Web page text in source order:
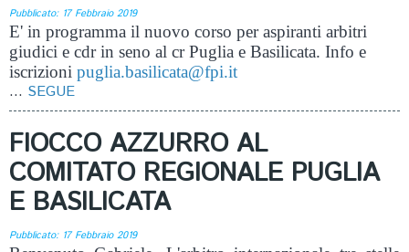
Pubblicato: 17 Febbraio 2019
E' in programma il nuovo corso per aspiranti arbitri
giudici e cdr in seno al cr Puglia e Basilicata. Info e
iscrizioni puglia.basilicata@fpi.it
... SEGUE
FIOCCO AZZURRO AL
COMITATO REGIONALE PUGLIA
E BASILICATA
Pubblicato: 17 Febbraio 2019